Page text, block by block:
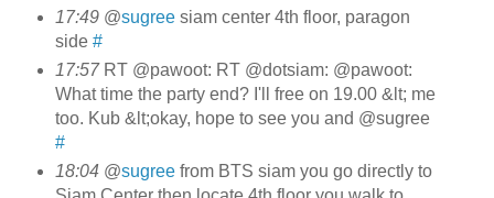
17:49@sugreesiam center 4th floor, paragon
side #
17:57RT @pawoot: RT @dotsiam: @pawoot:
What time the party end? I'll free on 19.00 &lt; me
too. Kub &lt;okay, hope to see you and @sugree
#
18:04@sugreefrom BTS siam you go directly to